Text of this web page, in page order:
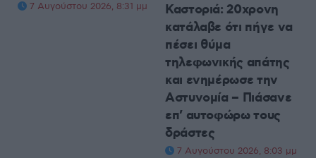
7 Αυγούστου 2026, 8:31 μμ
Καστοριά: 20χρονη
κατάλαβε ότι πήγε να
πέσει θύμα
τηλεφωνικής απάτης
και ενημέρωσε την
Αστυνομία – Πιάσανε
επ’ αυτοφώρω τους
δράστες
7 Αυγούστου 2026, 8:03 μμ